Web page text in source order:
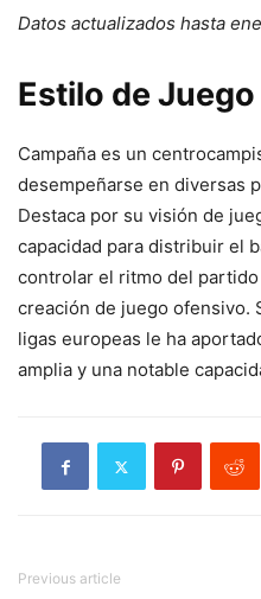
Datos actualizados hasta
Estilo de Juego
Campaña es un
desempeñarse en diversas
Destaca por su visión de
capacidad para distribuir el
controlar el ritmo del
creación de juego ofensivo.
ligas europeas le ha
amplia y una notable
Previous article